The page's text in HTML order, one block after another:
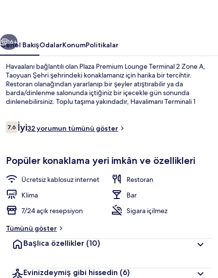
fotoğraf
galerisi
Sonraki
16+
Genel BakışOdalarKonumPolitikalar
Havaalanı bağlantılı olan Plaza Premium Lounge Terminal 2 Zone A,
Taoyuan Şehri şehrindeki konaklamanız için harika bir tercihtir.
Restoran olanağından yararlanıp bir şeyler atıştırabilir ya da
barda/dinlenme salonunda içtiğiniz bir içecekle gün sonunda
dinlenebilirsiniz. Toplu taşıma yakındadır, Havalimanı Terminali 1
Yorumlar
7,67,6/10
İyi32 yorumun tümünü göster
Popüler konaklama yeri imkân ve özellikleri
Ücretsiz kablosuz internet
Restoran
Klima
Bar
7/24 açık resepsiyon
Sigara içilmez
Tümünü göster
Başlıca özellikler (10)
Evinizdeymiş gibi hissedin (6)